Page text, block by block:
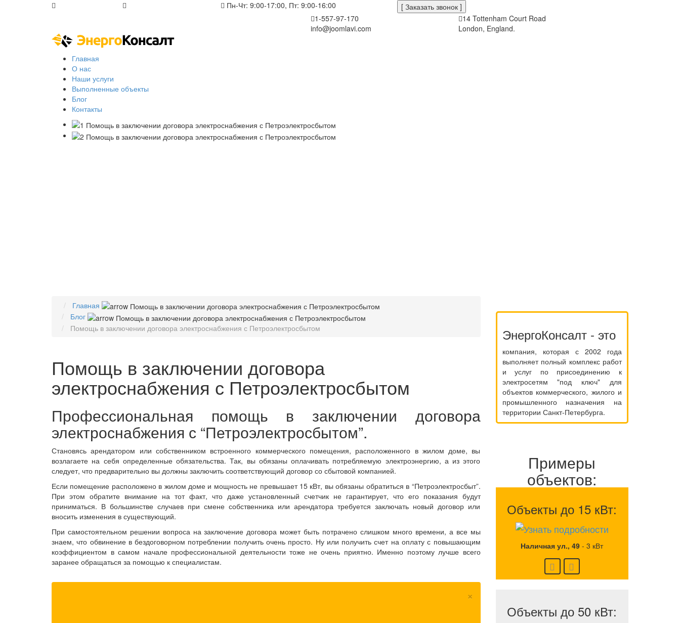
Пн-Чт: 9:00-17:00, Пт: 9:00-16:00
[ Заказать звонок ]
1-557-97-170
info@joomlavi.com
14 Tottenham Court Road
London, England.
Главная
О нас
Наши услуги
Выполненные объекты
Блог
Контакты
Главная
Блог
Помощь в заключении договора электроснабжения с Петроэлектросбытом
Помощь в заключении договора
электроснабжения с Петроэлектросбытом
Профессиональная помощь в заключении договора
электроснабжения с “Петроэлектросбытом”.
Становясь арендатором или собственником встроенного коммерческого помещения, расположенного в жилом доме, вы
возлагаете на себя определенные обязательства. Так, вы обязаны оплачивать потребляемую электроэнергию, а из этого
следует, что предварительно вы должны заключить соответствующий договор со сбытовой компанией.
Если помещение расположено в жилом доме и мощность не превышает 15 кВт, вы обязаны обратиться в “Петроэлектросбыт”.
При этом обратите внимание на тот факт, что даже установленный счетчик не гарантирует, что его показания будут
приниматься. В большинстве случаев при смене собственника или арендатора требуется заключать новый договор или
вносить изменения в существующий.
При самостоятельном решении вопроса на заключение договора может быть потрачено слишком много времени, а все мы
знаем, что обвинение в бездоговорном потреблении получить очень просто. Ну или получить счет на оплату с повышающим
коэффициентом в самом начале профессиональной деятельности тоже не очень приятно. Именно поэтому лучше всего
заранее обращаться за помощью к специалистам.
×
ЭнергоКонсалт - это
компания, которая с 2002 года
выполняет полный комплекс работ
и услуг по присоединению к
электросетям "под ключ" для
объектов коммерческого, жилого и
промышленного назначения на
территории Санкт-Петербурга.
Примеры
объектов:
Объекты до 15 кВт:
Наличная ул., 49 -3 кВт
Объекты до 50 кВт: